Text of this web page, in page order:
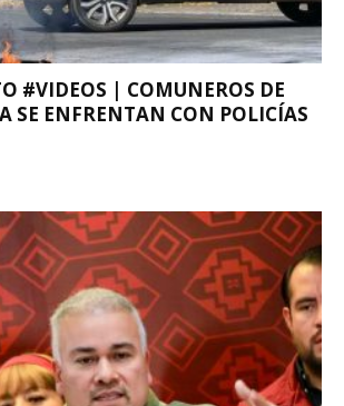
#VIDEOS | COMUNEROS DE
SE ENFRENTAN CON POLICÍAS